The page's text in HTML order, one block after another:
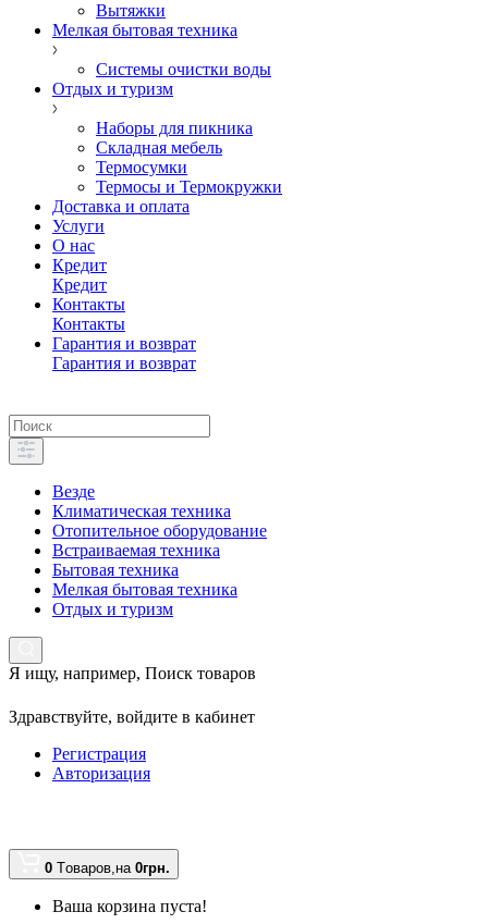
Вытяжки
Мелкая бытовая техника
Системы очистки воды
Отдых и туризм
Наборы для пикника
Складная мебель
Термосумки
Термосы и Термокружки
Доставка и оплата
Услуги
О нас
Кредит
Кредит
Контакты
Контакты
Гарантия и возврат
Гарантия и возврат
Везде
Климатическая техника
Отопительное оборудование
Встраиваемая техника
Бытовая техника
Мелкая бытовая техника
Отдых и туризм
Я ищу, например, Поиск товаров
Здравствуйте, войдите в кабинет
Регистрация
Авторизация
0 Tоваров,на 0грн.
Ваша корзина пуста!